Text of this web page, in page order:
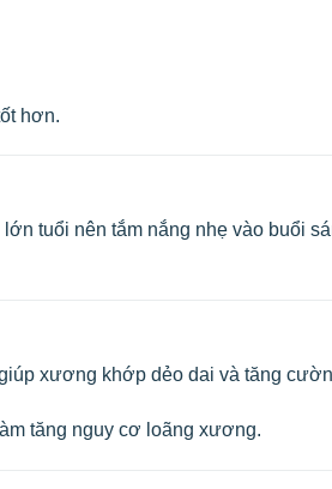
hơn.
tuổi nên tắm nắng nhẹ vào buổi
xương khớp dẻo dai và tăng
tăng nguy cơ loãng xương.